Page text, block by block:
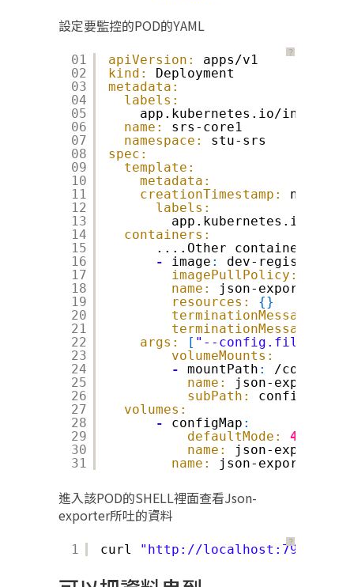
設定要監控的POD的YAML
？
01
02
03
04
05
06
07
08
09
10
11
12
13
14
15
16
17
18
19
20
21
22
23
24
25
26
27
28
29
30
31
apiVersion:
apps/v1
kind:
Deployment
metadata:
labels:
app.kubernetes.io/instance
name:
srs-core1
namespace:
stu-srs
spec:
template:
metadata:
creationTimestamp:
null
labels:
app.kubernetes.io/
containers:
....Other container here
-
image :
dev-
imagePullPolicy:
name:
json-exporter
resources:
{}
terminationMessagePath:
args:
[ "--config.file"
volumeMounts:
-
mountPath :
/
name:
json-exporter
subPath:
config.yml
volumes:
-
configMap :
defaultMode:
420
name:
json-exporter
name:
json-exporter
進入該POD的SHELL裡面查看Json-
exporter所吐的資料
？
1 curl "http://localhost:7979/